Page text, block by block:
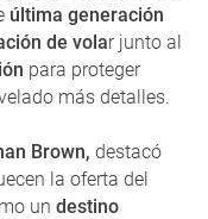
última generación
de volar junto al
para proteger
más detalles.
Brown, destacó
la oferta del
un destino